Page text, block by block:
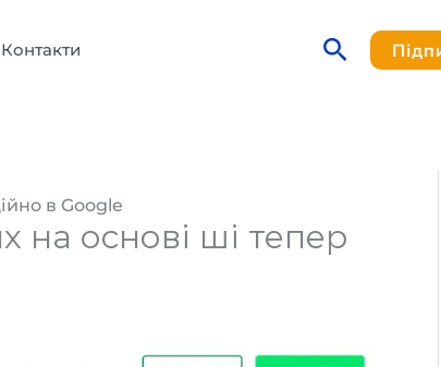
Контакти Пошук
в Google
на основі ші тепер